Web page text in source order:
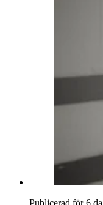
Publicerad för 6